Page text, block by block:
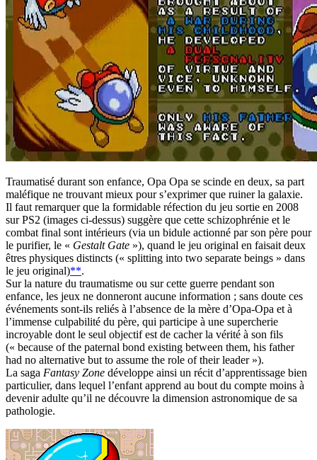
Traumatisé durant son enfance, Opa Opa se scinde en deux, sa part
maléfique ne trouvant mieux pour s’exprimer que ruiner la galaxie.
Il faut remarquer que la formidable réfection du jeu sortie en 2008
sur PS2 (images ci-dessus) suggère que cette schizophrénie et le
combat final sont intérieurs (via un bidule actionné par son père pour
le purifier, le « Gestalt Gate »), quand le jeu original en faisait deux
êtres physiques distincts (« splitting into two separate beings » dans
le jeu original)**.
Sur la nature du traumatisme ou sur cette guerre pendant son
enfance, les jeux ne donneront aucune information ; sans doute ces
événements sont-ils reliés à l’absence de la mère d’Opa-Opa et à
l’immense culpabilité du père, qui participe à une supercherie
incroyable dont le seul objectif est de cacher la vérité à son fils
(« because of the paternal bond existing between them, his father
had no alternative but to assume the role of their leader »).
La saga Fantasy Zone développe ainsi un récit d’apprentissage bien
particulier, dans lequel l’enfant apprend au bout du compte moins à
devenir adulte qu’il ne découvre la dimension astronomique de sa
pathologie.